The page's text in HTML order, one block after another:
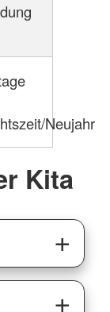
Neujahr
Kita